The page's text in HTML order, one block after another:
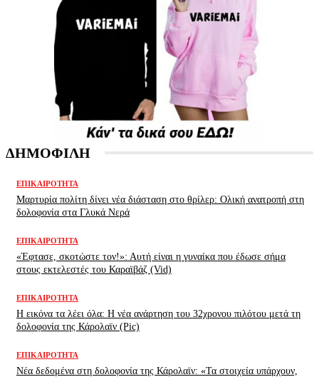
ΔΗΜΟΦΙΛΗ
ΕΠΙΚΑΙΡΌΤΗΤΑ
Μαρτυρία πολίτη δίνει νέα διάσταση στο θρίλερ: Ολική ανατροπή στη
δολοφονία στα Γλυκά Νερά
ΕΠΙΚΑΙΡΌΤΗΤΑ
«Έφτασε, σκοτώστε τον!»: Αυτή είναι η γυναίκα που έδωσε σήμα
στους εκτελεστές του Καραϊβάζ (Vid)
ΕΠΙΚΑΙΡΌΤΗΤΑ
H εικόνα τα λέει όλα: H νέα ανάρτηση του 32χρονου πιλότου μετά τη
δολοφονία της Κάρολαϊν (Pic)
ΕΠΙΚΑΙΡΌΤΗΤΑ
Νέα δεδομένα στη δολοφονία της Κάρολαϊν: «Τα στοιχεία υπάρχουν,